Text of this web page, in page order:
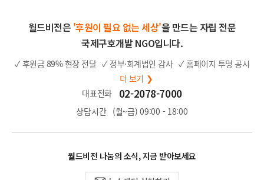
월드비전은 '후원이 필요 없는 세상'을 만드는 자립 전문
국제구호개발 NGO입니다.
✓ 후원금 89%현장 전달 ✓ 정부·회계법인 감사 ✓ 홈페이지 투명 공시
더 보기 ❯
대표전화
02-2078-7000
상담시간 (월~금) 09:00 - 18:00
월드비전 나눔의 소식, 지금 받아보세요